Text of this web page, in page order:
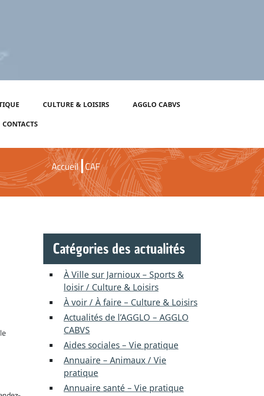
CULTURE & LOISIRS AGGLO CABVS
CONTACTS
Accueil CAF
Catégories des actualités
À Ville sur Jarnioux – Sports &
loisir / Culture & Loisirs
À voir / À faire – Culture & Loisirs
Actualités de l’AGGLO – AGGLO
CABVS
Aides sociales – Vie pratique
Annuaire – Animaux / Vie
pratique
Annuaire santé – Vie pratique